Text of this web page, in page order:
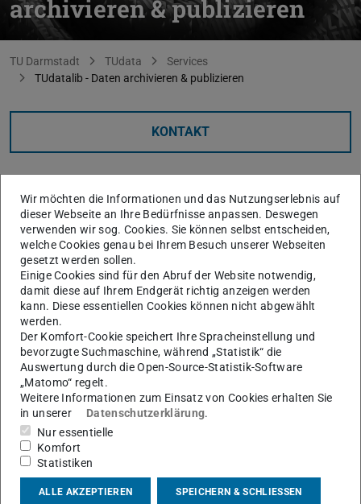
archivieren & publizieren
Sie befinden sich hier:
TU Darmstadt TUdata
Services
TUdatalib - Daten archivieren & publizieren
KONTAKT
TUdatalibist dasinstitutionelle Repositorium der TU
Darmstadt fürForschungsdaten, die an der TU
entstanden sind oder mit denen an der TU gearbeitet
wurde.
Es ermöglicht
die strukturierte Ablage von Forschungsdaten und
beschreibenden Metadaten,
Wir möchten die Informationen und das Nutzungserlebnis auf
dieser Webseite an Ihre Bedürfnisse anpassen. Deswegen
verwenden wir sog. Cookies. Sie können selbst entscheiden,
welche Cookies genau bei Ihrem Besuch unserer Webseiten
gesetzt werden sollen.
Einige Cookies sind für den Abruf der Website notwendig,
damit diese auf Ihrem Endgerät richtig anzeigen werden
kann. Diese essentiellen Cookies können nicht abgewählt
werden.
Der Komfort-Cookie speichert Ihre Spracheinstellung und
bevorzugte Suchmaschine, während „Statistik“ die
Auswertung durch die Open-Source-Statistik-Software
„Matomo“ regelt.
Weitere Informationen zum Einsatz von Cookies erhalten Sie
in unserer
Datenschutzerklärung.
Nur essentielle
Komfort
Statistiken
ALLE AKZEPTIEREN SPEICHERN & SCHLIESSEN